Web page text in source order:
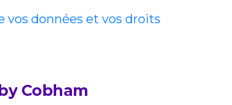
vos données et vos droits
Cobham